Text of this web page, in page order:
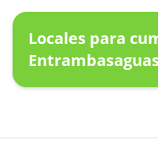
Locales para